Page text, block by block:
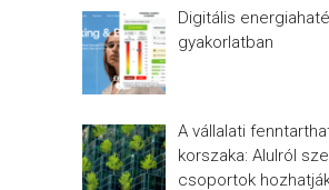
Digitális
gyakorlatban
A vállalati
korszaka: Alulról
csoportok